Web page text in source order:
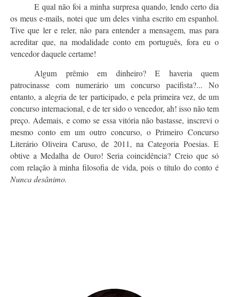
E qual não foi a minha surpresa quando, lendo certo dia
os meus e-mails, notei que um deles vinha escrito em espanhol.
Tive que ler e reler, não para entender a mensagem, mas para
acreditar que, na modalidade conto em português, fora eu o
vencedor daquele certame!
Algum prêmio em dinheiro? E haveria quem
patrocinasse com numerário um concurso pacifista?... No
entanto, a alegria de ter participado, e pela primeira vez, de um
concurso internacional, e de ter sido o vencedor, ah! isso não tem
preço. Ademais, e como se essa vitória não bastasse, inscrevi o
mesmo conto em um outro concurso, o Primeiro Concurso
Literário Oliveira Caruso, de 2011, na Categoria Poesias. E
obtive a Medalha de Ouro! Seria coincidência? Creio que só
com relação à minha filosofia de vida, pois o título do conto é
Nunca desânimo.